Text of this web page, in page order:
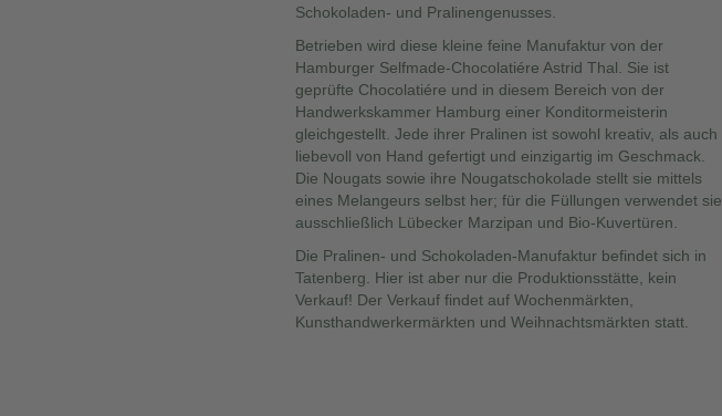
Schokoladen- und Pralinengenusses.
Betrieben wird diese kleine feine Manufaktur von der
Hamburger Selfmade-Chocolatiére Astrid Thal. Sie ist
geprüfte Chocolatiére und in diesem Bereich von der
Handwerkskammer Hamburg einer Konditormeisterin
gleichgestellt. Jede ihrer Pralinen ist sowohl kreativ, als auch
liebevoll von Hand gefertigt und einzigartig im Geschmack.
Die Nougats sowie ihre Nougatschokolade stellt sie mittels
eines Melangeurs selbst her; für die Füllungen verwendet sie
ausschließlich Lübecker Marzipan und Bio-Kuvertüren.
Die Pralinen- und Schokoladen-Manufaktur befindet sich in
Tatenberg. Hier ist aber nur die Produktionsstätte, kein
Verkauf! Der Verkauf findet auf Wochenmärkten,
Kunsthandwerkermärkten und Weihnachtsmärkten statt.